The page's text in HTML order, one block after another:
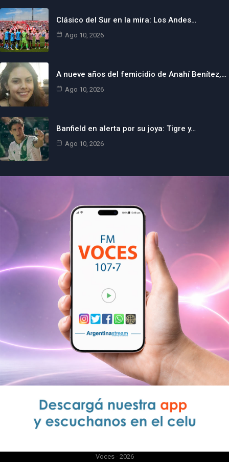
Clásico del Sur en la mira: Los Andes…
Ago 10, 2026
A nueve años del femicidio de Anahí Benítez,…
Ago 10, 2026
Banfield en alerta por su joya: Tigre y…
Ago 10, 2026
Voces - 2026